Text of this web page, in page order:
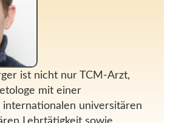
ist nicht nur TCM-Arzt,
mit einer
internationalen universitären